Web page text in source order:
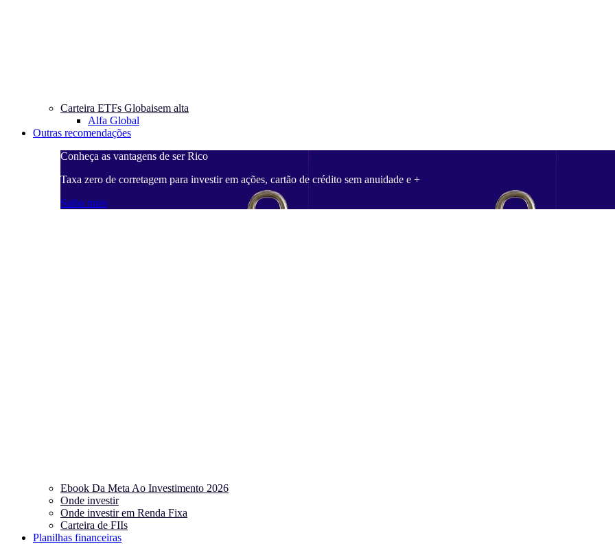
Carteira ETFs Globaisem alta
Alfa Global
Outras recomendações
Conheça as vantagens de ser Rico
Taxa zero de corretagem para investir em ações, cartão de crédito sem anuidade e +
Saiba mais
Ebook Da Meta Ao Investimento 2026
Onde investir
Onde investir em Renda Fixa
Carteira de FIIs
Planilhas financeiras